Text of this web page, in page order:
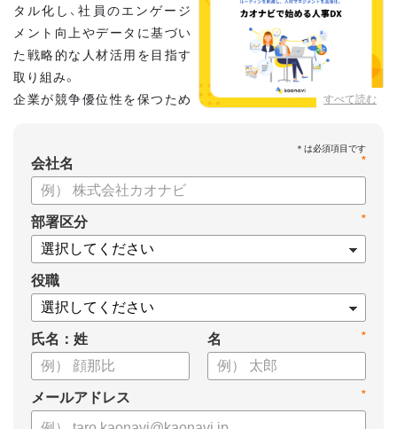
すべて読む
タル化し、社員のエンゲージ
メント向上やデータに基づい
た戦略的な人材活用を目指す
取り組み。
企業が競争優位性を保つため
しかし、「何から手を付けてよいかわからない」「なかなかデジ
タル化が進まない」「既存システムを変えることに抵抗がある」
といった理由から、推進に踏み切れていない企業も少なくあり
ません。
本資料では、人事DXの目的や成功させるためのポイントを解
説します。
*
会社名
*
部署区分
役職
氏名：姓 *
名
*
メールアドレス